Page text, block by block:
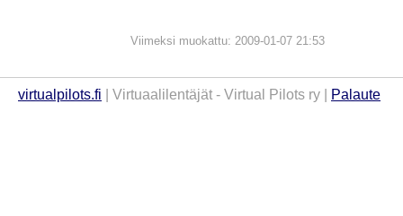
Viimeksi muokattu: 2009-01-07 21:53
virtualpilots.fi | Virtuaalilentäjät - Virtual Pilots ry | Palaute